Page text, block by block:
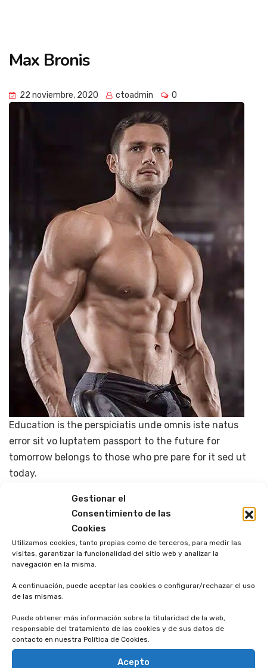
Gestionar el
Consentimiento de las
Cookies
Utilizamos cookies, tanto propias como de terceros, para medir las
visitas, garantizar la funcionalidad del sitio web y analizar la
navegación en la misma.
A continuación, puede aceptar las cookies o configurar/rechazar el uso
de las mismas.
Puede obtener más información sobre la titularidad de la web,
responsable del tratamiento de las cookies y de sus datos de
contacto en nuestra Política de Cookies.
Acepto
Max Bronis
22 noviembre, 2020 ctoadmin 0
Education is the perspiciatis unde omnis iste natus
error sit vo luptatem passport to the future for
tomorrow belongs to those who pre pare for it sed ut
today.
NEXT